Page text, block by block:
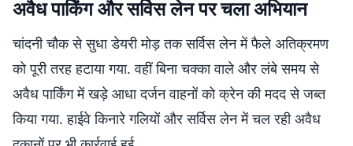
अवैध पार्किंग और सर्विस लेन पर चला अभियान
चांदनी चौक से सुधा डेयरी मोड़ तक सर्विस लेन में फैले अतिक्रमण
को पूरी तरह हटाया गया. वहीं बिना चक्का वाले और लंबे समय से
अवैध पार्किंग में खड़े आधा दर्जन वाहनों को क्रेन की मदद से जब्त
किया गया. हाईवे किनारे गलियों और सर्विस लेन में चल रही अवैध